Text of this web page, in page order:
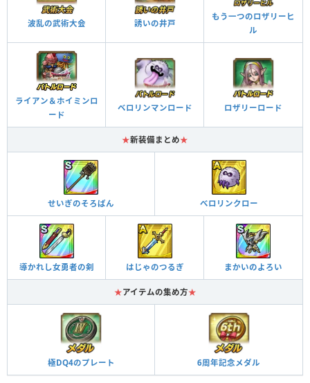
波乱の武術大会 誘いの井戸
もう一つのロザリーヒ
ル
ライアン＆ホイミンロ
ード
ベロリンマンロード ロザリーロード
★新装備まとめ★
せいぎのそろばん べロリンクロー
導かれし女勇者の剣 はじゃのつるぎ まかいのよろい
★アイテムの集め方★
極DQ4のプレート 6周年記念メダル